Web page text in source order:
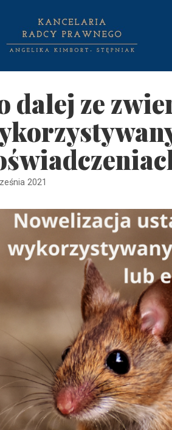
dalej ze
2021